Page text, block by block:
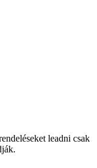
leadni csak